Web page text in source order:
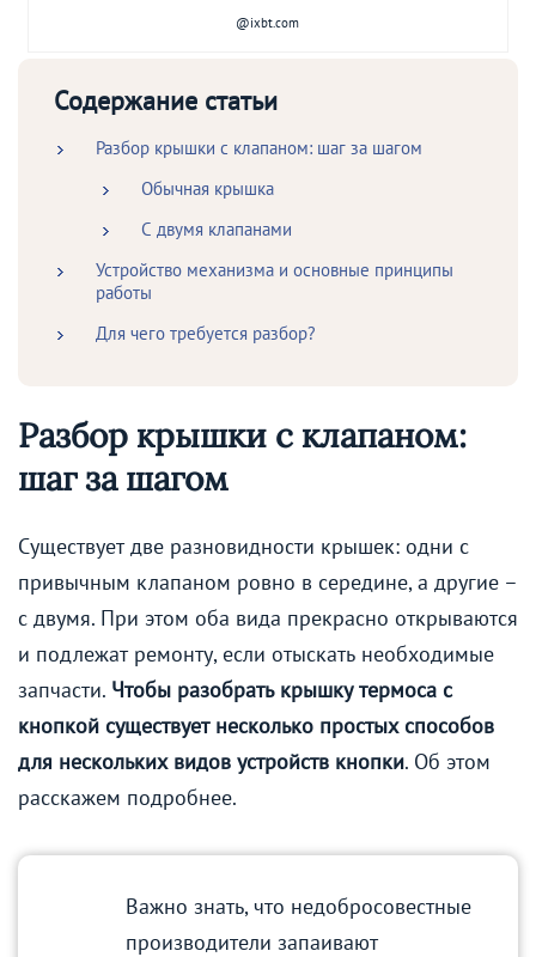
@ixbt.com
Содержание статьи
Разбор крышки с клапаном: шаг за шагом
Обычная крышка
С двумя клапанами
Устройство механизма и основные принципы
работы
Для чего требуется разбор?
Разбор крышки с клапаном:
шаг за шагом
Существует две разновидности крышек: одни с
привычным клапаном ровно в середине, а другие –
с двумя. При этом оба вида прекрасно открываются
и подлежат ремонту, если отыскать необходимые
запчасти. Чтобы разобрать крышку термоса с
кнопкой существует несколько простых способов
для нескольких видов устройств кнопки. Об этом
расскажем подробнее.
Важно знать, что недобросовестные
производители запаивают